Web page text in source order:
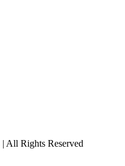
| All Rights Reserved